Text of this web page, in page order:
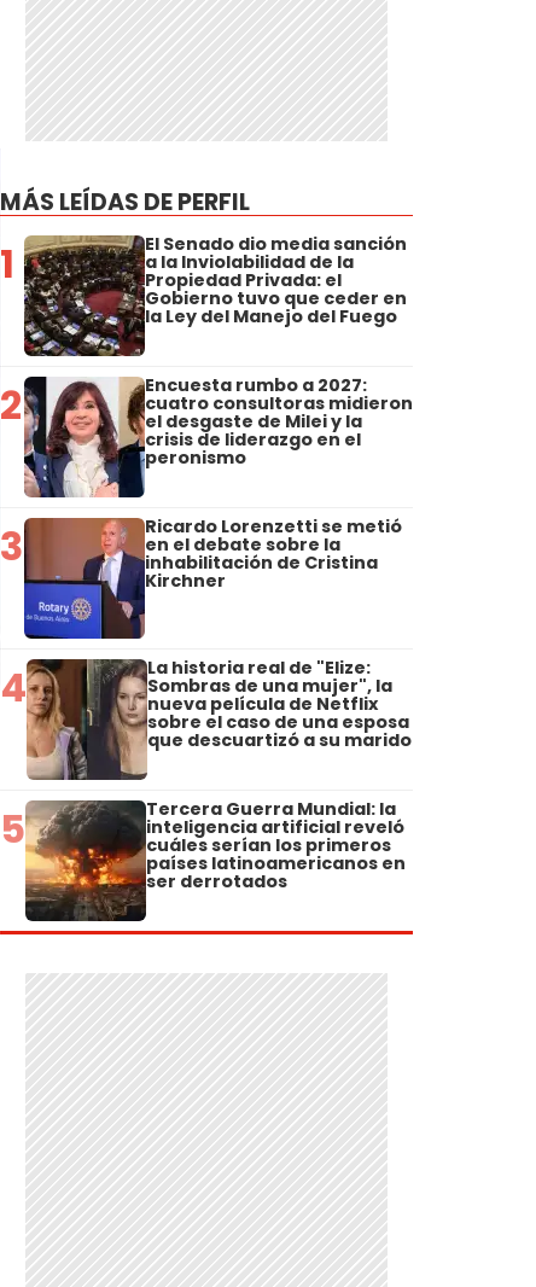
MÁS LEÍDAS DE PERFIL
1 El Senado dio media sanción
a la Inviolabilidad de la
Propiedad Privada: el
Gobierno tuvo que ceder en
la Ley del Manejo del Fuego
2 Encuesta rumbo a 2027:
cuatro consultoras midieron
el desgaste de Milei y la
crisis de liderazgo en el
peronismo
3 Ricardo Lorenzetti se metió
en el debate sobre la
inhabilitación de Cristina
Kirchner
4 La historia real de "Elize:
Sombras de una mujer", la
nueva película de Netflix
sobre el caso de una esposa
que descuartizó a su marido
5 Tercera Guerra Mundial: la
inteligencia artificial reveló
cuáles serían los primeros
países latinoamericanos en
ser derrotados